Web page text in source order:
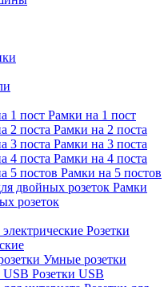
Рамки на 1 пост
Рамки на 2 поста
Рамки на 3 поста
Рамки на 4 поста
Рамки на 5 постов
Рамки
розеток
Розетки
Умные розетки
Розетки USB